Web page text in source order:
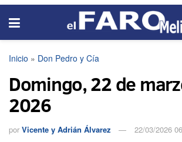
Inicio » Don Pedro y Cía
Domingo, 22 de
2026
por Vicente y Adrián Álvarez 22/03/2026